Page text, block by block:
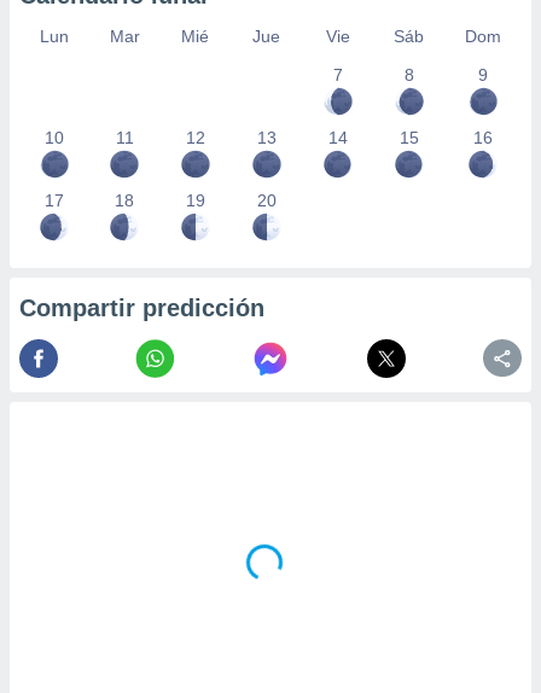
Lun Mar Mié Jue Vie Sáb
Dom
7
8 9
10 11 12 13 14 15 16
17 18 19 20
Compartir predicción